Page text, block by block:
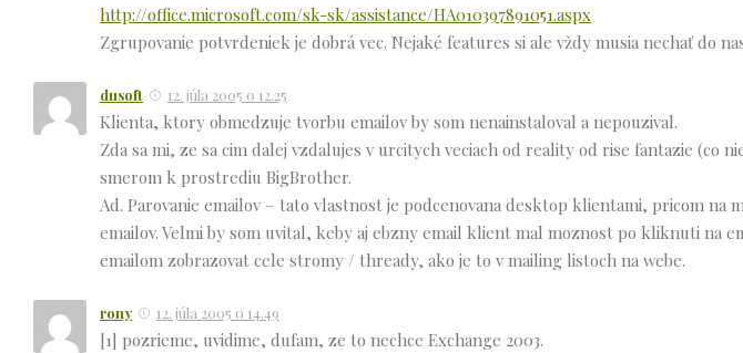
http://office.microsoft.com/sk-sk/assistance/HA010397891051.aspx
Zgrupovanie potvrdeniek je dobrá vec. Nejaké features si ale vždy musia nechať do
dusoft 12. júla 2005 o 12.25
Klienta, ktory obmedzuje tvorbu emailov by som nenainstaloval a nepouzival.
Zda sa mi, ze sa cim dalej vzdalujes v urcitych veciach od reality od rise fantazie (co
smerom k prostrediu BigBrother.
Ad. Parovanie emailov – tato vlastnost je podcenovana desktop klientami, pricom na
emailov. Velmi by som uvital, keby aj ebzny email klient mal moznost po kliknuti na
emailom zobrazovat cele stromy / thready, ako je to v mailing listoch na webe.
rony 12. júla 2005 o 14.49
[1] pozrieme, uvidime, dufam, ze to nechce Exchange 2003.